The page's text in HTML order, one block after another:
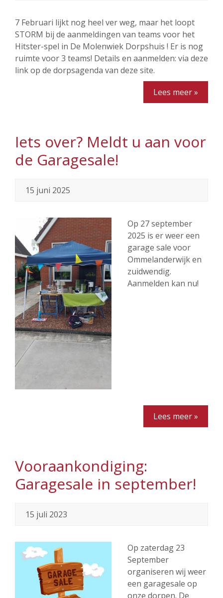
7 Februari lijkt nog heel ver weg, maar het loopt
STORM bij de aanmeldingen van teams voor het
Hitster-spel in De Molenwiek Dorpshuis ! Er is nog
ruimte voor 3 teams! Details en aanmelden: via deze
link op de dorpsagenda van deze site.
Lees meer »
Iets over? Meldt u aan voor
de Garagesale!
15 juni 2025
Op 27 september
2025 is er weer een
garage sale voor
Ommelanderwijk en
zuidwendig.
Aanmelden kan nu!
Lees meer »
Vooraankondiging:
Garagesale in september!
15 juli 2023
Op zaterdag 23
September
organiseren wij weer
een garagesale op
onze dorpen. De